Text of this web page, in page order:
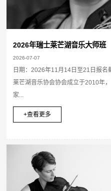
2026年瑞士莱芒湖音乐大师班
2026-07-07
日期：2026年11月14日至21日报
莱芒湖音乐协会协会成立于2010年
家...
+查看更多